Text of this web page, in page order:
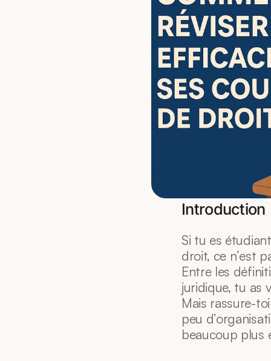
Introduction
Si tu es
droit, ce n’est
Entre les
juridique, tu as
Mais rassure-
peu
beaucoup plus